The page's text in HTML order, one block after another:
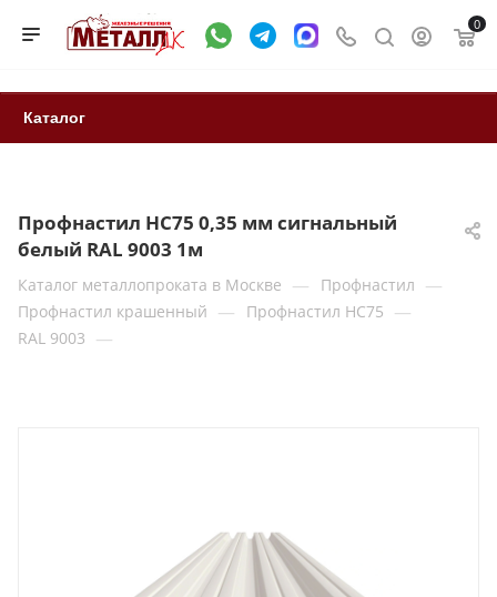
0
Каталог
Профнастил НС75 0,35 мм сигнальный
белый RAL 9003 1м
Каталог металлопроката в Москве — Профнастил —
Профнастил крашенный — Профнастил НС75 —
RAL 9003 —